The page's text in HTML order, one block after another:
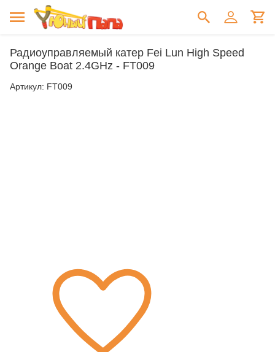
Радиоуправляемый катер Fei Lun High Speed
Orange Boat 2.4GHz - FT009
Артикул: FT009